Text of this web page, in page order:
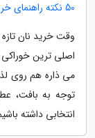
50 نکته راهنمای خرید نان ، چرا برخی نان ها زود بیات میشن؟
وقت خرید نان
اصلی ترین
می ذاره هم روی
توجه به بافت،
انتخابی داشته